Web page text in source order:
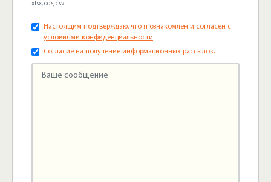
xlsx, ods, csv.
Настоящим подтверждаю, что я ознакомлен и согласен с
условиями конфиденциальности.
Согласие на получение информационных рассылок.